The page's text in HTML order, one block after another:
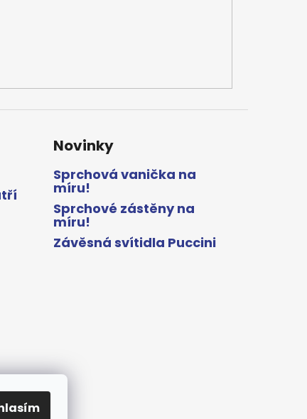
Novinky
Sprchová vanička na
míru!
Sprchové zástěny na
míru!
Závěsná svítidla Puccini